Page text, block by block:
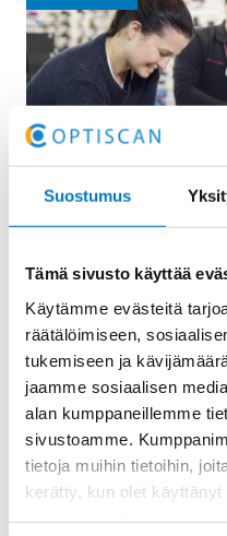
Suostumus
Tämä sivusto käyttää
Käytämme evästeitä
räätälöimiseen,
tukemiseen ja
jaamme sosiaalisen
alan kumppaneillemme
sivustoamme.
tietoja muihin tietoihin,
kerätty, kun olet käyttänyt
Referenssitarina:
Oy
Intersport Finland Oy
verkkokauppansa
palvelukokemuksen
Onnistuakseen
ottanut käyttöön
Lue lisää